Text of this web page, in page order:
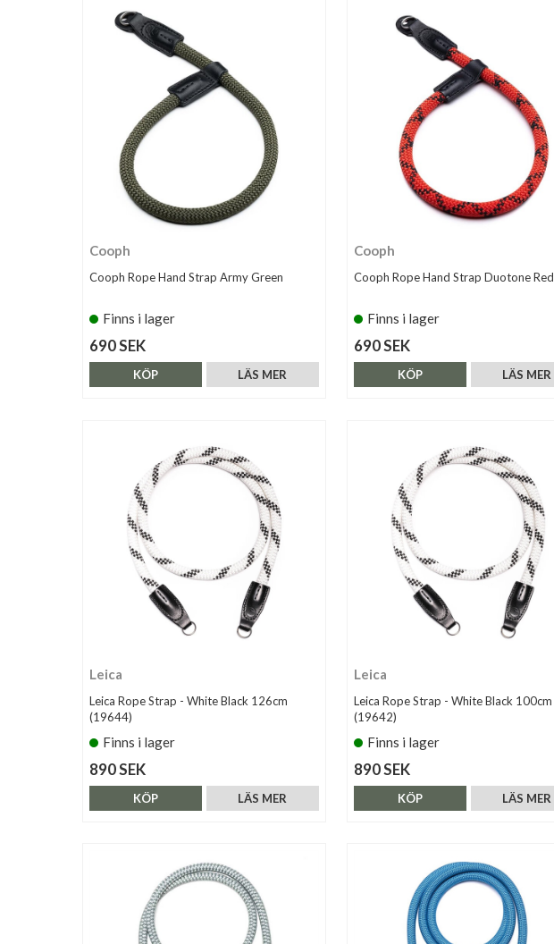
Cooph
Cooph Rope Hand Strap Army Green
Finns i lager
690 SEK
LÄS MER
KÖP
Cooph
Cooph Rope Hand Strap Duotone Red
Finns i lager
690 SEK
LÄS MER
KÖP
Leica
Leica Rope Strap - White Black 126cm
(19644)
Finns i lager
890 SEK
LÄS MER
KÖP
Leica
Leica Rope Strap - White Black 100cm
(19642)
Finns i lager
890 SEK
LÄS MER
KÖP